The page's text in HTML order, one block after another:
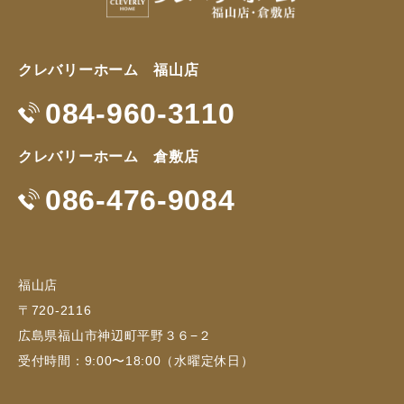
クレバリーホーム 福山店
084-960-3110
クレバリーホーム 倉敷店
086-476-9084
福山店
〒720-2116
広島県福山市神辺町平野３６−２
受付時間：9:00〜18:00（水曜定休日）